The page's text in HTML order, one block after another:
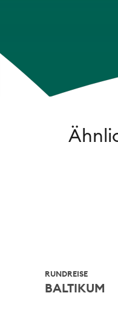
RUNDREISE
BALTIKUM